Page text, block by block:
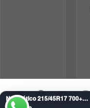
Neumático 215/45R17 700+ F-700 FS